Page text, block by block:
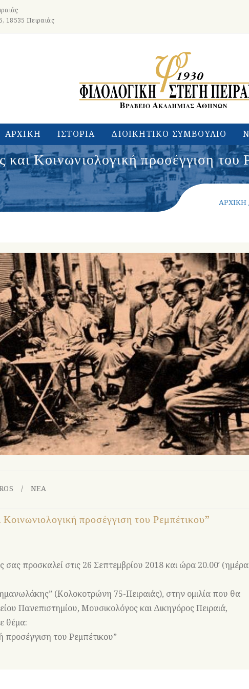
18535 Πειραιάς
ΑΡΧΙΚΗ ΙΣΤΟΡΙΑ ΔΙΟΙΚΗΤΙΚΟ ΣΥΜΒΟΥΛΙΟ
Κοινωνιολογική προσέγγιση του
ΑΡΧΙΚΗ
ΝΕΑ
προσέγγιση του Ρεμπέτικου”
σας προσκαλεί στις 26 Σεπτεμβρίου 2018 και ώρα 20.00′ (ημέρα
(Κολοκοτρώνη 75-Πειραιάς), στην ομιλία που θα
Πανεπιστημίου, Μουσικολόγος και Δικηγόρος Πειραιά,
θέμα:
προσέγγιση του Ρεμπέτικου”